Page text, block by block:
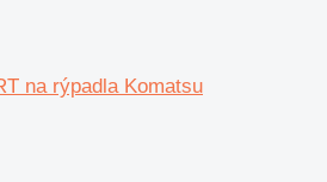
na rýpadla Komatsu